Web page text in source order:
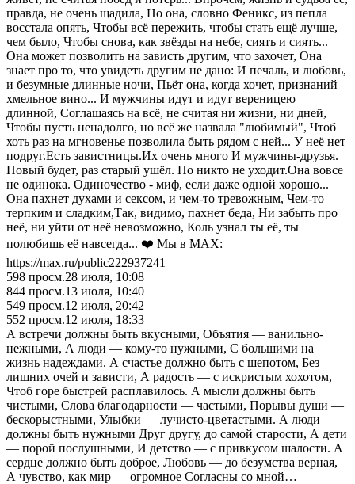
правда, не очень щадила, Но она, словно Феникс, из пепла
восстала опять, Чтобы всё пережить, чтобы стать ещё лучше,
чем было, Чтобы снова, как звёзды на небе, сиять и сиять...
Она может позволить на зависть другим, что захочет, Она
знает про то, что увидеть другим не дано: И печаль, и любовь,
и безумные длинные ночи, Пьёт она, когда хочет, признаний
хмельное вино... И мужчины идут и идут вереницею
длинной, Соглашаясь на всё, не считая ни жизни, ни дней,
Чтобы пусть ненадолго, но всё же назвала "любимый", Чтоб
хоть раз на мгновенье позволила быть рядом с ней... У неё нет
подруг.Есть завистницы.Их очень много И мужчины-друзья.
Новый будет, раз старый ушёл. Но никто не уходит.Она вовсе
не одинока. Одиночество - миф, если даже одной хорошо...
Она пахнет духами и сексом, и чем-то тревожным, Чем-то
терпким и сладким,Так, видимо, пахнет беда, Ни забыть про
неё, ни уйти от неё невозможно, Коль узнал ты её, ты
полюбишь её навсегда... ❤️ Мы в MAX:
https://max.ru/public222937241
598 просм.28 июля, 10:08
844 просм.13 июля, 10:40
549 просм.12 июля, 20:42
552 просм.12 июля, 18:33
А встречи должны быть вкусными, Объятия — ванильно-
нежными, А люди — кому-то нужными, С большими на
жизнь надеждами. А счастье должно быть с шепотом, Без
лишних очей и зависти, А радость — с искристым хохотом,
Чтоб горе быстрей расплавилось. А мысли должны быть
чистыми, Слова благодарности — частыми, Порывы души —
бескорыстными, Улыбки — лучисто-цветастыми. А люди
должны быть нужными Друг другу, до самой старости, А дети
— порой послушными, И детство — с привкусом шалости. А
сердце должно быть доброе, Любовь — до безумства верная,
А чувство, как мир — огромное Согласны со мной…